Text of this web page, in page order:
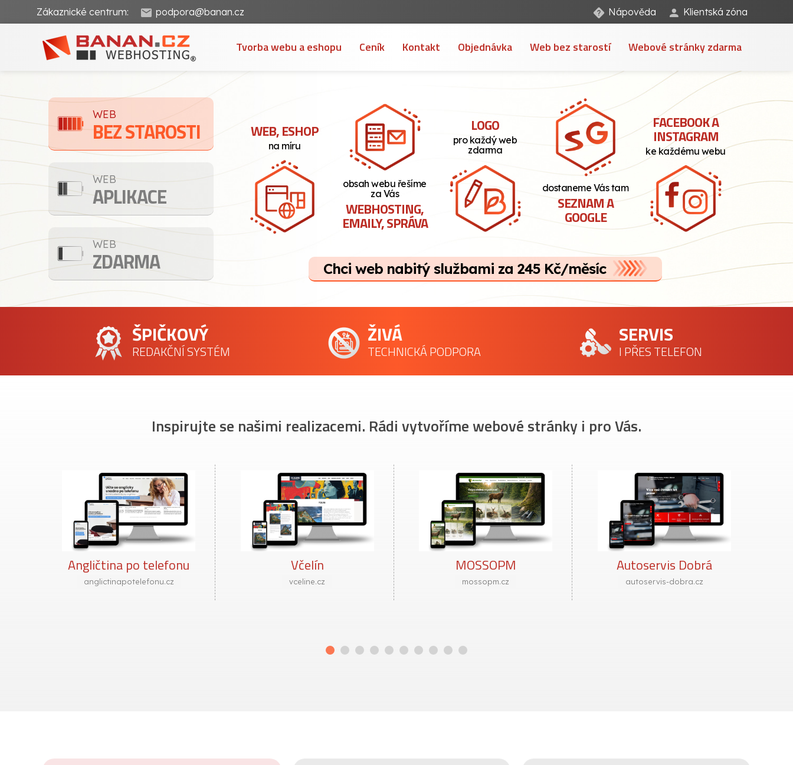
Zákaznické centrum: podpora@banan.cz Nápověda Klientská zóna
Tvorba webu a eshopu Ceník Kontakt Objednávka Web bez starostí Webové stránky zdarma
WEB
BEZ STAROSTI
WEB
APLIKACE
WEB
ZDARMA
WEB, ESHOP
na míru
WEBHOSTING,
EMAILY, SPRÁVA
obsah webu řešíme
za Vás
LOGO
pro každý web
zdarma
SEZNAM A
GOOGLE
dostaneme Vás tam
FACEBOOK A
INSTAGRAM
ke každému webu
Chci web nabitý službami za 245 Kč/měsíc
ŠPIČKOVÝ
REDAKČNÍ SYSTÉM
ŽIVÁ
TECHNICKÁ PODPORA
SERVIS
I PŘES TELEFON
Inspirujte se našimi realizacemi. Rádi vytvoříme webové stránky i pro Vás.
Angličtina po telefonu
anglictinapotelefonu.cz
Včelín
vceline.cz
MOSSOPM
mossopm.cz
Autoservis Dobrá
autoservis-dobra.cz